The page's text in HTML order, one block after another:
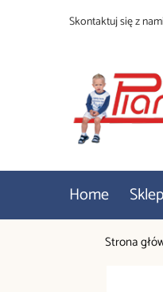
Skontaktuj się z
Home Sklep
Strona